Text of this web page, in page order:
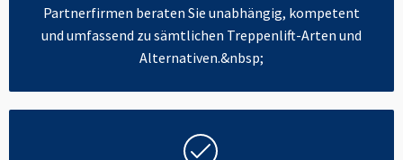
Partnerfirmen beraten Sie unabhängig, kompetent
und umfassend zu sämtlichen Treppenlift-Arten und
Alternativen.&nbsp;